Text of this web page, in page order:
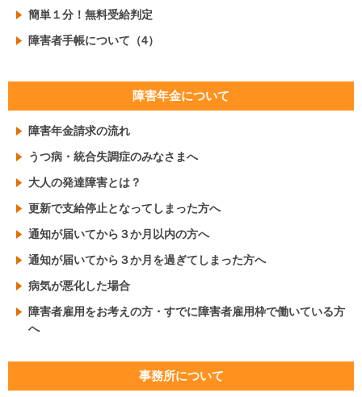
簡単１分！無料受給判定
障害者手帳について（4）
障害年金について
障害年金請求の流れ
うつ病・統合失調症のみなさまへ
大人の発達障害とは？
更新で支給停止となってしまった方へ
通知が届いてから３か月以内の方へ
通知が届いてから３か月を過ぎてしまった方へ
病気が悪化した場合
障害者雇用をお考えの方・すでに障害者雇用枠で働いている方
へ
事務所について